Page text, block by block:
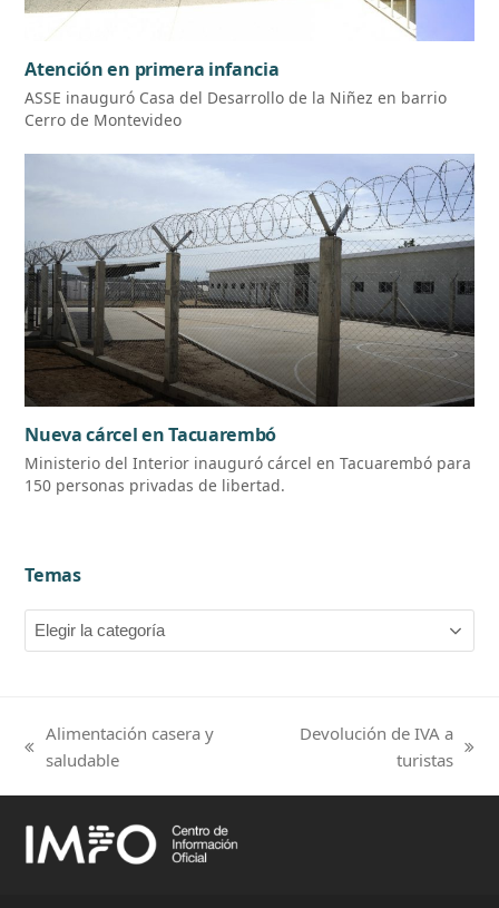
Atención en primera infancia
ASSE inauguró Casa del Desarrollo de la Niñez en barrio
Cerro de Montevideo
Nueva cárcel en Tacuarembó
Ministerio del Interior inauguró cárcel en Tacuarembó para
150 personas privadas de libertad.
Temas
Temas
previous
Alimentación casera y
saludable
Devolución de IVA a
turistas